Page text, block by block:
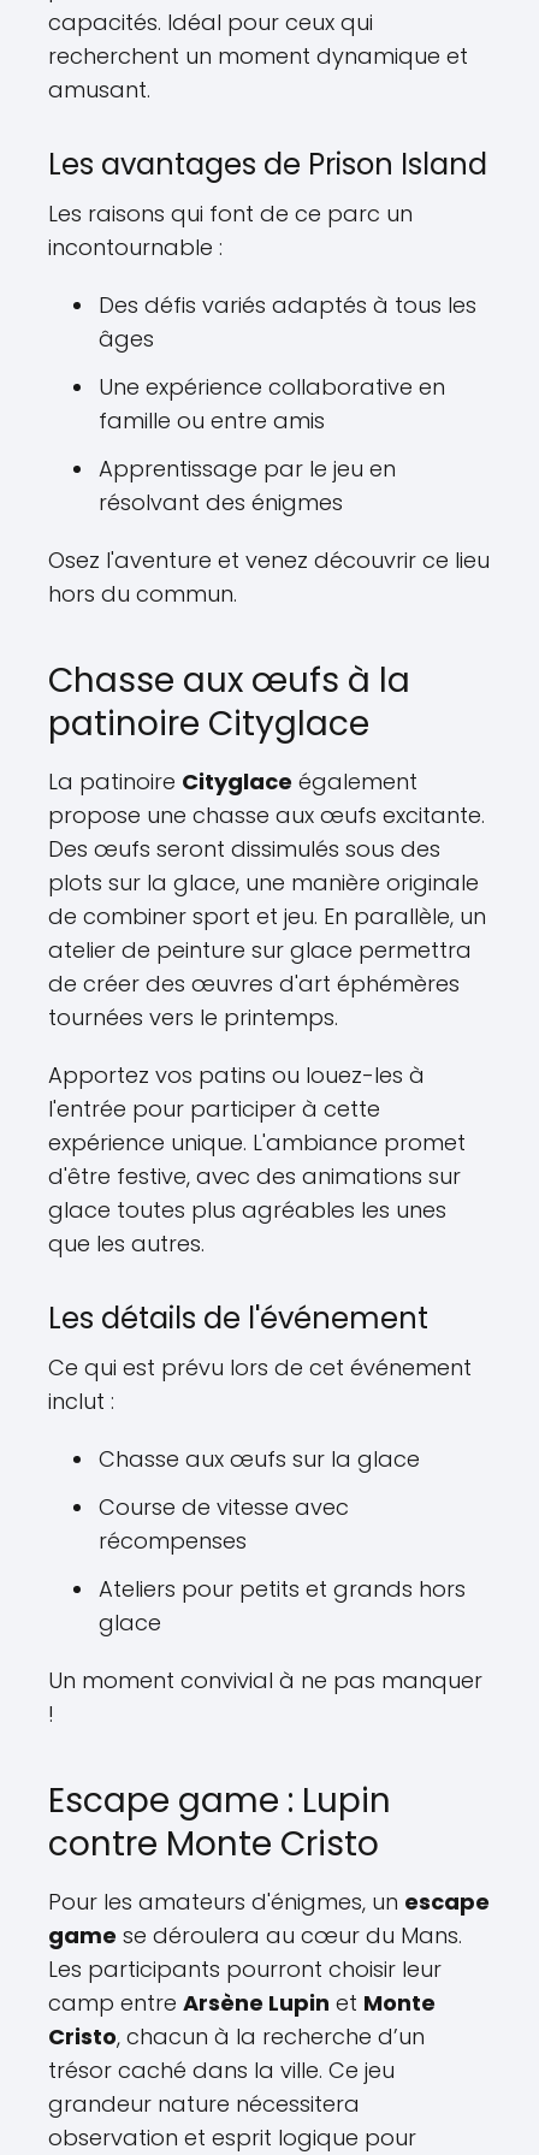
capacités. Idéal pour ceux qui
recherchent un moment dynamique et
amusant.
Les avantages de Prison Island
Les raisons qui font de ce parc un
incontournable :
Des défis variés adaptés à tous les
âges
Une expérience collaborative en
famille ou entre amis
Apprentissage par le jeu en
résolvant des énigmes
Osez l'aventure et venez découvrir ce lieu
hors du commun.
Chasse aux œufs à la
patinoire Cityglace
La patinoire Cityglace également
propose une chasse aux œufs excitante.
Des œufs seront dissimulés sous des
plots sur la glace, une manière originale
de combiner sport et jeu. En parallèle, un
atelier de peinture sur glace permettra
de créer des œuvres d'art éphémères
tournées vers le printemps.
Apportez vos patins ou louez-les à
l'entrée pour participer à cette
expérience unique. L'ambiance promet
d'être festive, avec des animations sur
glace toutes plus agréables les unes
que les autres.
Les détails de l'événement
Ce qui est prévu lors de cet événement
inclut :
Chasse aux œufs sur la glace
Course de vitesse avec
récompenses
Ateliers pour petits et grands hors
glace
Un moment convivial à ne pas manquer
!
Escape game : Lupin
contre Monte Cristo
Pour les amateurs d'énigmes, un escape
game se déroulera au cœur du Mans.
Les participants pourront choisir leur
camp entre Arsène Lupin et Monte
Cristo, chacun à la recherche d’un
trésor caché dans la ville. Ce jeu
grandeur nature nécessitera
observation et esprit logique pour